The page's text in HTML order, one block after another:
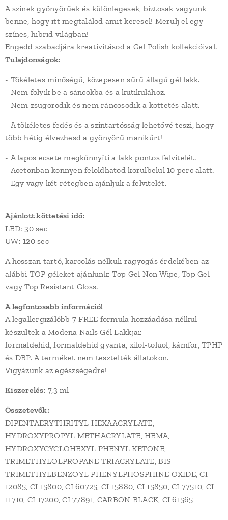
A színek gyönyörűek és különlegesek, biztosak vagyunk
benne, hogy itt megtalálod amit keresel! Merülj el egy
színes, hibrid világban!
Engedd szabadjára kreativitásod a Gel Polish kollekcióival.
Tulajdonságok:
- Tökéletes minőségű, közepesen sűrű állagú gél lakk.
- Nem folyik be a sáncokba és a kutikulához.
- Nem zsugorodik és nem ráncosodik a köttetés alatt.
- A tökéletes fedés és a színtartósság lehetővé teszi, hogy
több hétig élvezhesd a gyönyörű manikűrt!
- A lapos ecsete megkönnyíti a lakk pontos felvitelét.
- Acetonban könnyen feloldhatod körülbelül 10 perc alatt.
- Egy vagy két rétegben ajánljuk a felvitelét.
Ajánlott köttetési idő:
LED: 30 sec
UW: 120 sec
A hosszan tartó, karcolás nélküli ragyogás érdekében az
alábbi TOP géleket ajánlunk: Top Gel Non Wipe, Top Gel
vagy Top Resistant Gloss.
A legfontosabb információ!
A legallergizálóbb 7 FREE formula hozzáadása nélkül
készültek a Modena Nails Gél Lakkjai:
formaldehid, formaldehid gyanta, xilol-toluol, kámfor, TPHP
és DBP. A terméket nem tesztelték állatokon.
Vigyázunk az egészségedre!
Kiszerelés: 7,3 ml
Összetevők:
DIPENTAERYTHRITYL HEXAACRYLATE,
HYDROXYPROPYL METHACRYLATE, HEMA,
HYDROXYCYCLOHEXYL PHENYL KETONE,
TRIMETHYLOLPROPANE TRIACRYLATE, BIS-
TRIMETHYLBENZOYL PHENYLPHOSPHINE OXIDE, CI
12085, CI 15800, CI 60725, CI 15880, CI 15850, CI 77510, CI
11710, CI 17200, CI 77891, CARBON BLACK, CI 61565